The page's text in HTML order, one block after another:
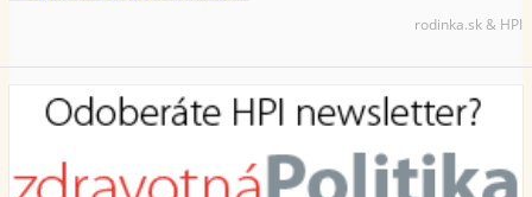
rodinka.sk & HPI